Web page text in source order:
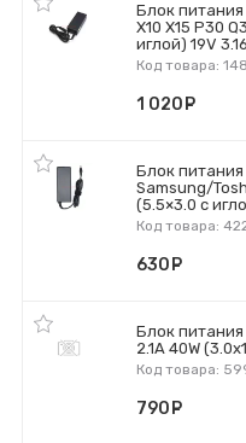
Блок питания
X10 X15 P30
иглой) 19V
Код товара:
1 020
Блок
Samsung/
(5.5×3.0 с
Код товара:
630
Блок питания
2.1A 40W
Код товара:
790